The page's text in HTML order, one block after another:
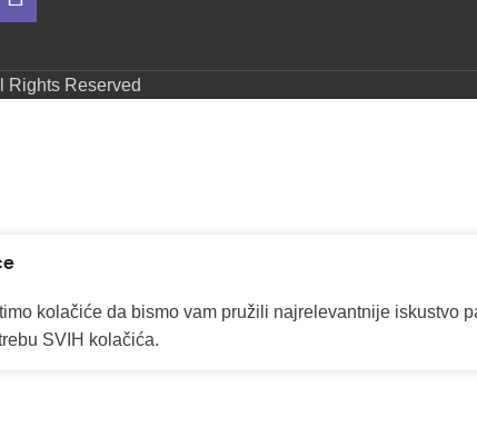
Rights Reserved
kolačiće da bismo vam pružili najrelevantnije iskustvo
SVIH kolačića.